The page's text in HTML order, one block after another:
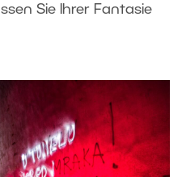
Sie Ihrer Fantasie